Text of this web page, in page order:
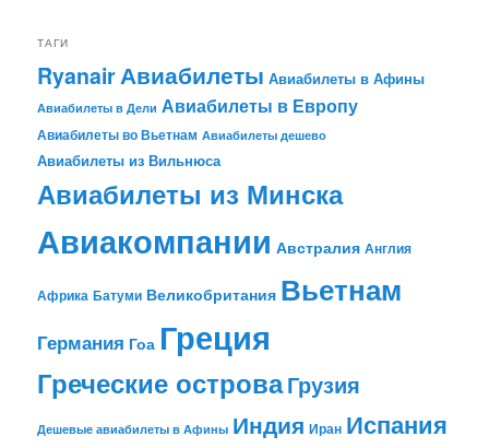
ТАГИ
RyanairАвиабилеты Авиабилеты в Афины
Авиабилеты в Дели Авиабилеты в Европу
Авиабилеты во Вьетнам Авиабилеты дешево
Авиабилеты из Вильнюса
Авиабилеты из Минска
Авиакомпании Австралия Англия
Африка Батуми Великобритания Вьетнам
Германия Гоа Греция
Греческие островаГрузия
Дешевые авиабилеты в Афины Индия Иран Испания